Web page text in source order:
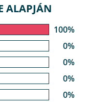
ALAPJÁN
100%
0%
0%
0%
0%